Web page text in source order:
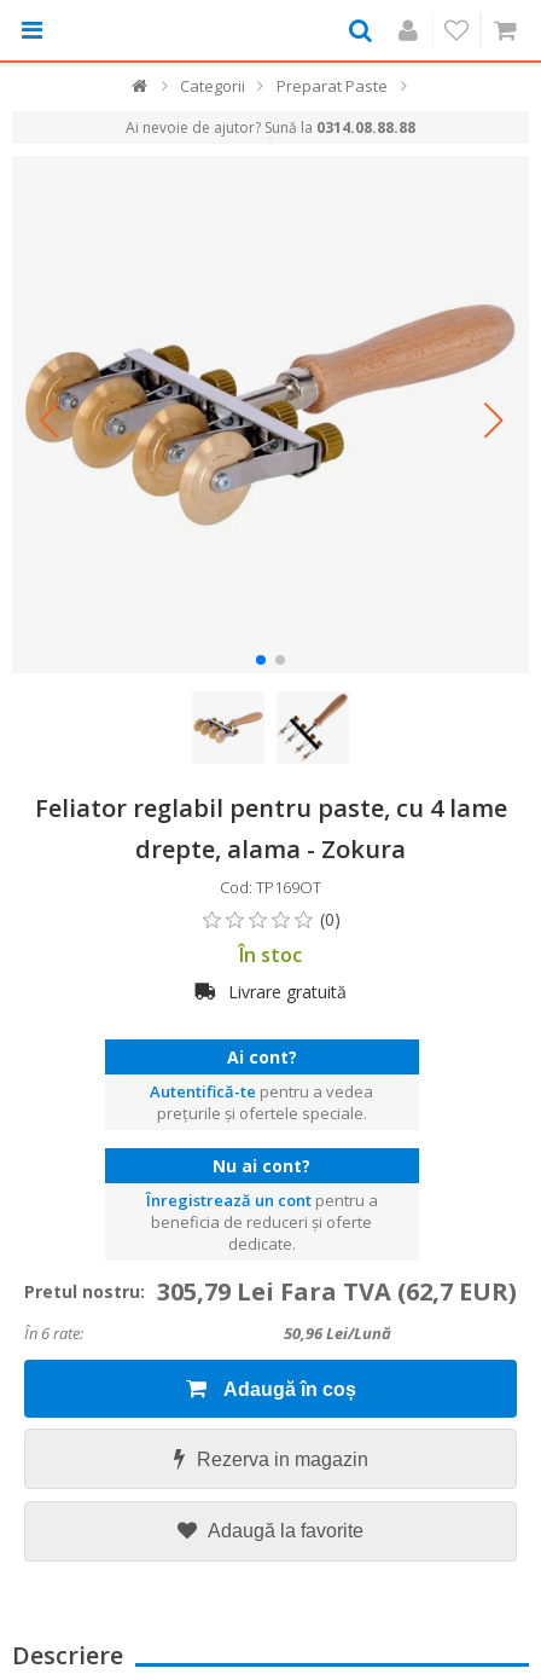
Categorii Preparat Paste
Ai nevoie de ajutor? Sună la 0314.08.88.88
Feliator reglabil pentru paste, cu 4 lame
drepte, alama - Zokura
Cod: TP169OT
În stoc
Livrare gratuită
Ai cont?
Autentifică-te pentru a vedea
prețurile și ofertele speciale.
Nu ai cont?
Înregistrează un contpentru a
beneficia de reduceri și oferte
dedicate.
Pretul nostru: 305,79 Lei Fara TVA (62,7 EUR)
În 6 rate: 50,96Lei/lună
Adaugă în coș
Rezerva in magazin
Adaugă la favorite
Descriere